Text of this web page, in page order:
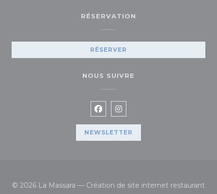
RÉSERVATION
RÉSERVER
NOUS SUIVRE
Facebook ((ouvre une
Instagram ((ouvre une
NEWSLETTER
© 2026 La Massara — Création de site internet restaurant